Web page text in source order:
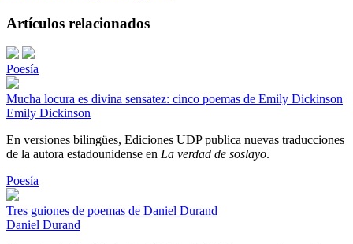
Artículos relacionados
Poesía
Mucha locura es divina sensatez: cinco poemas de Emily Dickinson
Emily Dickinson
En versiones bilingües, Ediciones UDP publica nuevas traducciones
de la autora estadounidense en La verdad de soslayo.
Poesía
Tres guiones de poemas de Daniel Durand
Daniel Durand